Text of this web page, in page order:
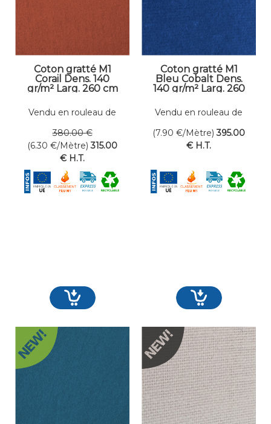
Coton gratté M1
Corail Dens. 140
gr/m² Larg. 260 cm
Vendu en rouleau de
380.00 €
(6.30 €/Mètre) 315.00
€ H.T.
Coton gratté M1
Bleu Cobalt Dens.
140 gr/m² Larg. 260
Vendu en rouleau de
(7.90 €/Mètre) 395.00
€ H.T.